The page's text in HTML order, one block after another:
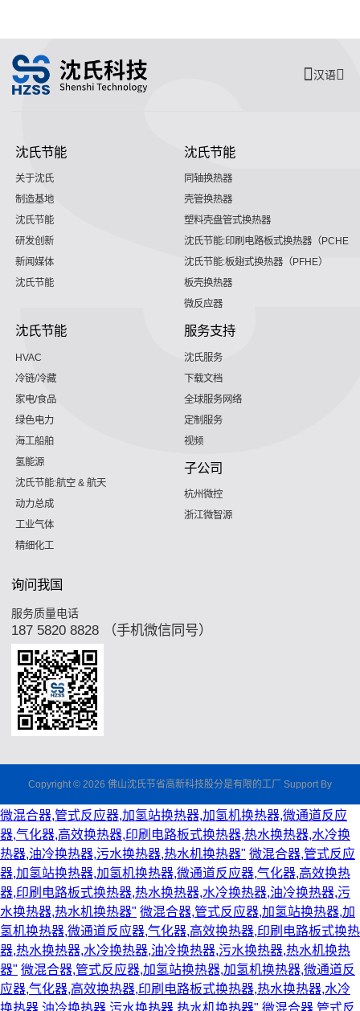
汉语
沈氏节能
关于沈氏
制造基地
沈氏节能
研发创新
新闻媒体
沈氏节能
沈氏节能
同轴换热器
壳管换热器
塑料壳盘管式换热器
沈氏节能:印刷电路板式换热器（PCHE）
沈氏节能:板翅式换热器（PFHE）
板壳换热器
微反应器
沈氏节能
HVAC
冷链/冷藏
家电/食品
绿色电力
海工船舶
氢能源
沈氏节能:航空 & 航天
动力总成
工业气体
精细化工
服务支持
沈氏服务
下载文档
全球服务网络
定制服务
视频
子公司
杭州微控
浙江微智源
询问我国
服务质量电话
187 5820 8828 （手机微信同号）
Copyright © 2026 佛山沈氏节省高新科技股分是有限的工厂 Support By
微混合器,管式反应器,加氢站换热器,加氢机换热器,微通道反应
器,气化器,高效换热器,印刷电路板式换热器,热水换热器,水冷换
热器,油冷换热器,污水换热器,热水机换热器" 微混合器,管式反应
器,加氢站换热器,加氢机换热器,微通道反应器,气化器,高效换热
器,印刷电路板式换热器,热水换热器,水冷换热器,油冷换热器,污
水换热器,热水机换热器" 微混合器,管式反应器,加氢站换热器,加
氢机换热器,微通道反应器,气化器,高效换热器,印刷电路板式换热
器,热水换热器,水冷换热器,油冷换热器,污水换热器,热水机换热
器" 微混合器,管式反应器,加氢站换热器,加氢机换热器,微通道反
应器,气化器,高效换热器,印刷电路板式换热器,热水换热器,水冷
换热器,油冷换热器,污水换热器,热水机换热器" 微混合器,管式反